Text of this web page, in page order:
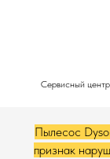
Сервисный
Пылесос
признак